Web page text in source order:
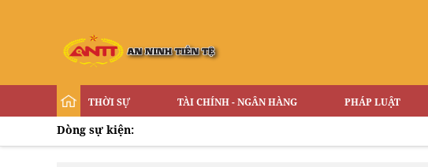
THỜI SỰ TÀI CHÍNH - NGÂN HÀNG PHÁP LUẬT
Dòng sự kiện: